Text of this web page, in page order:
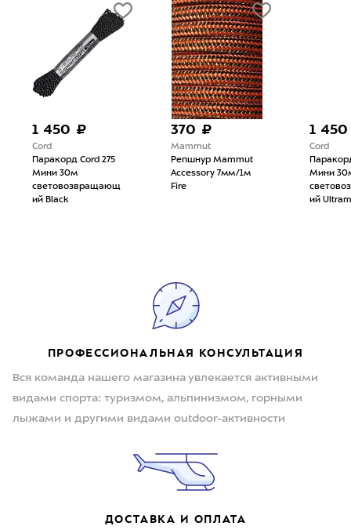
1 450 ₽
Cord
Паракорд Cord 275
Мини 30м
световозвращающ
ий Black
370 ₽
Mammut
Репшнур Mammut
Accessory 7мм/1м
Fire
1
Cord
Мини
ий
ПРОФЕССИОНАЛЬНАЯ КОНСУЛЬТАЦИЯ
Вся команда нашего магазина увлекается активными
видами спорта: туризмом, альпинизмом, горными
лыжами и другими видами outdoor-активности
ДОСТАВКА И ОПЛАТА